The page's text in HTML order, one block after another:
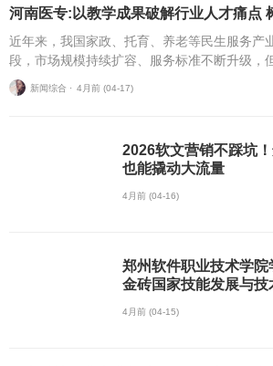
河南医专:以教学成果破解行业人才痛点
近年来，我国家政、托育、养老等民生服务产
段，市场规模持续扩容、服务标准不断升级，
结构失衡、校企合作浮于表面等痛点长期制约
育服务民生领域亟待破...
新闻综合 ⋅ 4月前 (04-17)
2026软文营销不踩坑
也能撬动大流量
4月前 (04-16)
郑州软件职业技术学
金砖国家技能发展与
4月前 (04-15)